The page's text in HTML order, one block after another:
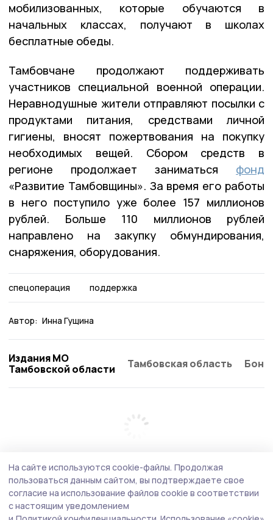
мобилизованных, которые обучаются в
начальных классах, получают в школах
бесплатные обеды.
Тамбовчане продолжают поддерживать
участников специальной военной операции.
Неравнодушные жители отправляют посылки с
продуктами питания, средствами личной
гигиены, вносят пожертвования на покупку
необходимых вещей. Сбором средств в
регионе продолжает заниматься фонд
«Развитие Тамбовщины». За время его работы
в него поступило уже более 157 миллионов
рублей. Больше 110 миллионов рублей
направлено на закупку обмундирования,
снаряжения, оборудования.
спецоперация поддержка
Автор: Инна Гущина
Издания МО
Тамбовской области
Тамбовская область
На сайте используются cookie-файлы. Продолжая
пользоваться данным сайтом, вы подтверждаете свое
согласие на использование файлов cookie в соответствии
с настоящим уведомлением